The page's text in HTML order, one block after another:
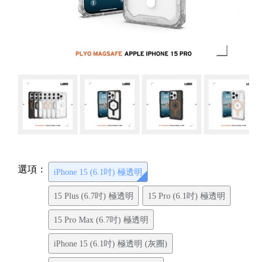
選項： iPhone 15 (6.1吋) 極透明
15 Plus (6.7吋) 極透明 15 Pro (6.1吋) 極透明
15 Pro Max (6.7吋) 極透明
iPhone 15 (6.1吋) 極透明 (灰圈)